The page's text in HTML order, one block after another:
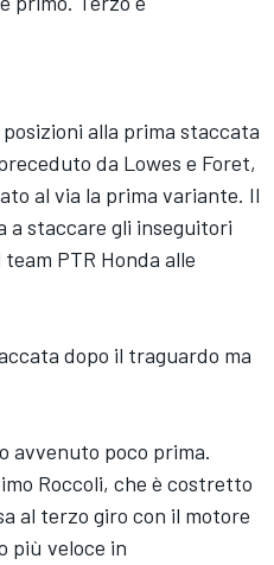
alla prima staccata
da Lowes e Foret,
al via la prima variante. Il
a staccare gli inseguitori
PTR Honda alle
dopo il traguardo ma
avvenuto poco prima.
Roccoli, che è costretto
al terzo giro con il motore
più veloce in